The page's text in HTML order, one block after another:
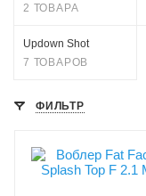
2 ТОВАРА
Updown Shot
7 ТОВАРОВ
ФИЛЬТР
Цвет приманки
MOR